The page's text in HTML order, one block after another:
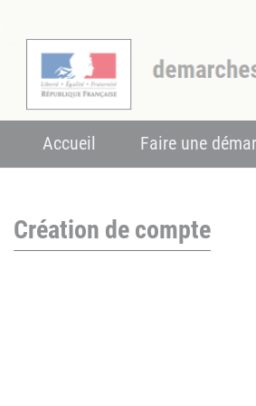
Accueil Faire une
Création de compte